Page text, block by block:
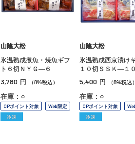
山陰大松
氷温熟成煮魚・焼魚ギフ
ト６切ＮＹＧ—６
3,780 円 （8%税込）
在庫：○
OPポイント対象
Web限定
冷凍
山陰大松
氷温熟成西京漬け
１０切ＳＳＫ—１
5,400 円 （8%税込
在庫：○
OPポイント対象
冷凍